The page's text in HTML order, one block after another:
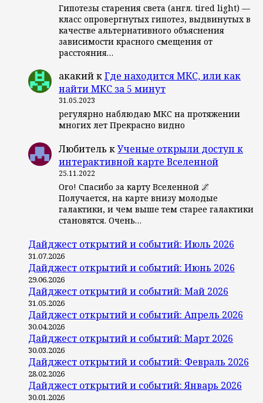
Гипотезы старения света (англ. tired light) —
класс опровергнутых гипотез, выдвинутых в
качестве альтернативного объяснения
зависимости красного смещения от
расстояния…
акакийкГде находится МКС, или как
найти МКС за 5 минут
31.05.2023
регулярно наблюдаю МКС на протяжении
многих лет Прекрасно видно
Любитель кУченые открыли доступ к
интерактивной карте Вселенной
25.11.2022
Ого! Спасибо за карту Вселенной 🌌
Получается, на карте внизу молодые
галактики, и чем выше тем старее галактики
становятся. Очень…
Дайджест открытий и событий: Июль 2026
31.07.2026
Дайджест открытий и событий: Июнь 2026
29.06.2026
Дайджест открытий и событий: Май 2026
31.05.2026
Дайджест открытий и событий: Апрель 2026
30.04.2026
Дайджест открытий и событий: Март 2026
30.03.2026
Дайджест открытий и событий: Февраль 2026
28.02.2026
Дайджест открытий и событий: Январь 2026
30.01.2026